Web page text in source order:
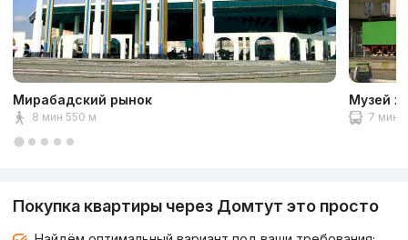
Мирабадский рынок
8 мин 550 м
Музей
7 мин
Покупка квартиры через Домтут это просто